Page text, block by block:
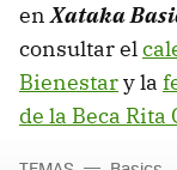
enXataka
consultar el
Bienestary la
de la Beca Rita